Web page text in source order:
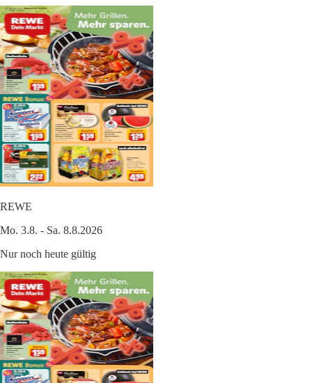
REWE
Mo. 3.8. - Sa. 8.8.2026
Nur noch heute gültig